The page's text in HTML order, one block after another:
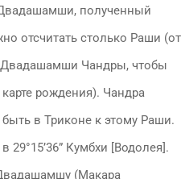
полученный
отсчитать столько Раши (от
Чандры, чтобы
рождения). Чандра
в Триконе к этому Раши.
29°15’36” Кумбхи [Водолея].
(Макара